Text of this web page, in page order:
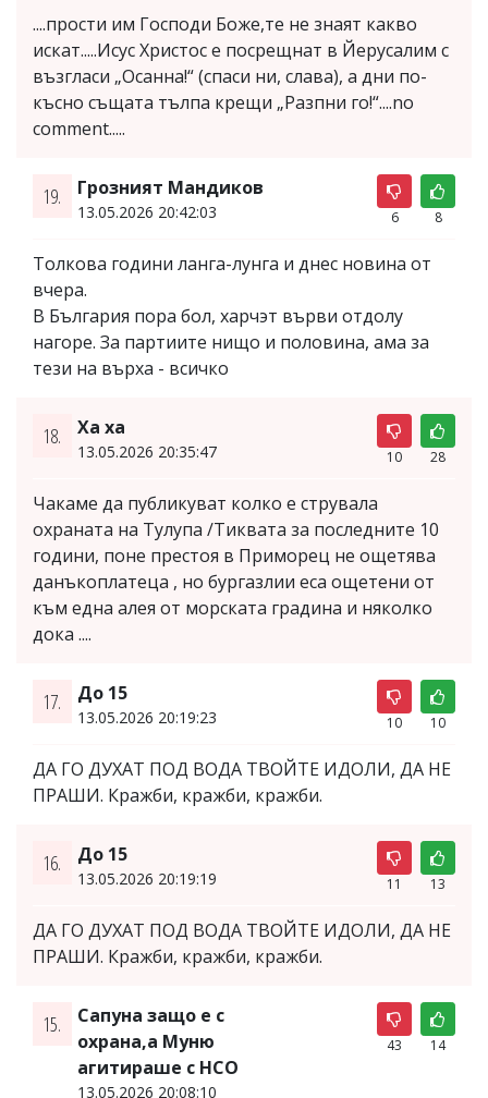
....прости им Господи Боже,те не знаят какво
искат.....Исус Христос е посрещнат в Йерусалим с
възгласи „Осанна!“ (спаси ни, слава), а дни по-
късно същата тълпа крещи „Разпни го!“....no
comment.....
19. Грозният Мандиков
13.05.2026 20:42:03 6 8
Толкова години ланга-лунга и днес новина от
вчера.
В България пора бол, харчэт върви отдолу
нагоре. За партиите нищо и половина, ама за
тези на върха - всичко
18. Ха ха
13.05.2026 20:35:47 10 28
Чакаме да публикуват колко е струвала
охраната на Тулупа /Тиквата за последните 10
години, поне престоя в Приморец не ощетява
данъкоплатеца , но бургазлии еса ощетени от
към една алея от морската градина и няколко
дока ....
17. До 15
13.05.2026 20:19:23 10 10
ДА ГО ДУХАТ ПОД ВОДА ТВОЙТЕ ИДОЛИ, ДА НЕ
ПРАШИ. Кражби, кражби, кражби.
16. До 15
13.05.2026 20:19:19 11 13
ДА ГО ДУХАТ ПОД ВОДА ТВОЙТЕ ИДОЛИ, ДА НЕ
ПРАШИ. Кражби, кражби, кражби.
15.
Сапуна защо е с
охрана,а Муню
агитираше с НСО
13.05.2026 20:08:10
43 14